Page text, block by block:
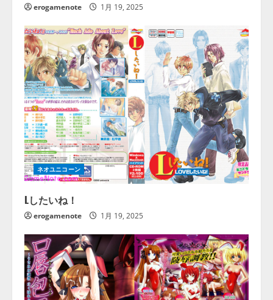
erogamenote 1月 19, 2025
ネオユニコーン
Lしたいね！
erogamenote 1月 19, 2025